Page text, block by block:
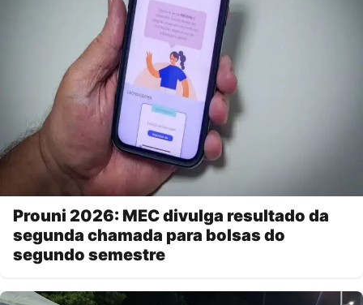
Prouni 2026: MEC divulga resultado da
segunda chamada para bolsas do
segundo semestre